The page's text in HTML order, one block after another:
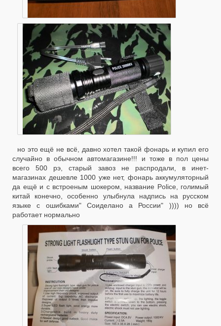
но это ещё не всё, давно хотел такой фонарь и купил его
случайно в обычном автомагазине!!! и тоже в пол цены
всего 500 рэ, старый завоз не распродали, в инет-
магазинах дешевле 1000 уже нет, фонарь аккумуляторный
да ещё и с встроеным шокером, название Police, голимый
китай конечно, особенно улыбнула надпись на русском
языке с ошибками" Соиделано а России" )))) но всё
работает нормально